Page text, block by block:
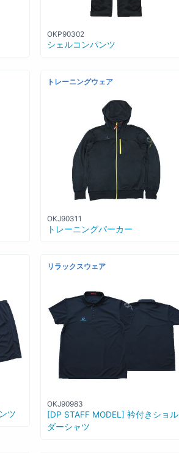
OKP90302
シェルコンパンツ
トレーニングウェア
OKJ90311
トレーニングパーカー
ツ
リラックスウェア
OKJ90983
[DP STAFF MODEL] 衿付きショル
ダーシャツ